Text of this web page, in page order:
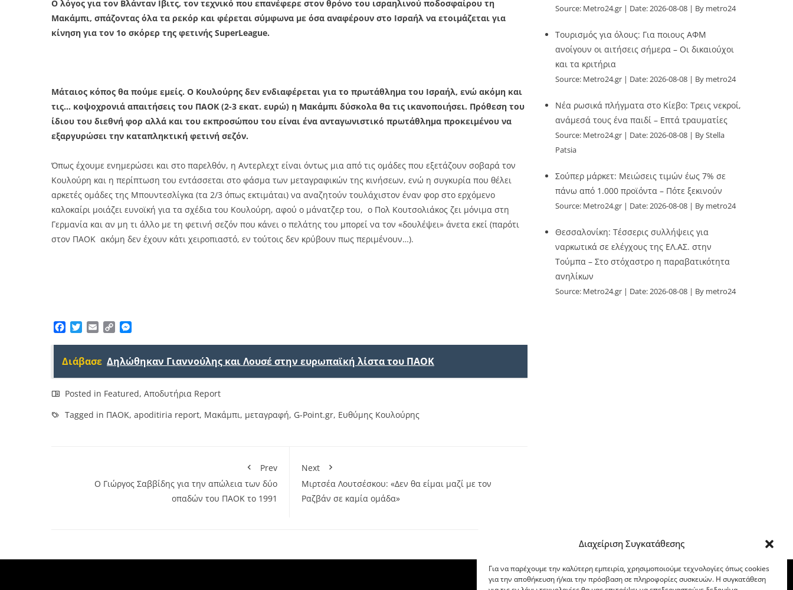
Διαχείριση Συγκατάθεσης
Για να παρέχουμε την καλύτερη εμπειρία, χρησιμοποιούμε τεχνολογίες όπως cookies
για την αποθήκευση ή/και την πρόσβαση σε πληροφορίες συσκευών. Η συγκατάθεση
Ο λόγος για τον Βλάνταν Ιβιτς, τον τεχνικό που επανέφερε στον θρόνο του ισραηλινού ποδοσφαίρου τη
Μακάμπι, σπάζοντας όλα τα ρεκόρ και φέρεται σύμφωνα με όσα αναφέρουν στο Ισραήλ να ετοιμάζεται για
κίνηση για τον 1ο σκόρερ της φετινής SuperLeague.
Μάταιος κόπος θα πούμε εμείς. Ο Κουλούρης δεν ενδιαφέρεται για το πρωτάθλημα του Ισραήλ, ενώ ακόμη και
τις… κοψοχρονιά απαιτήσεις του ΠΑΟΚ (2-3 εκατ. ευρώ) η Μακάμπι δύσκολα θα τις ικανοποιήσει. Πρόθεση του
ίδιου του διεθνή φορ αλλά και του εκπροσώπου του είναι ένα ανταγωνιστικό πρωτάθλημα προκειμένου να
εξαργυρώσει την καταπληκτική φετινή σεζόν.
Όπως έχουμε ενημερώσει και στο παρελθόν, η Αντερλεχτ είναι όντως μια από τις ομάδες που εξετάζουν σοβαρά τον
Κουλούρη και η περίπτωση του εντάσσεται στο φάσμα των μεταγραφικών της κινήσεων, ενώ η συγκυρία που θέλει
αρκετές ομάδες της Μπουντεσλίγκα (τα 2/3 όπως εκτιμάται) να αναζητούν τουλάχιστον έναν φορ στο ερχόμενο
καλοκαίρι μοιάζει ευνοϊκή για τα σχέδια του Κουλούρη, αφού ο μάνατζερ του, ο Πολ Κουτσολιάκος ζει μόνιμα στη
Γερμανία και αν μη τι άλλο με τη φετινή σεζόν που κάνει ο πελάτης του μπορεί να τον «δουλέψει» άνετα εκεί (παρότι
στον ΠΑΟΚ ακόμη δεν έχουν κάτι χειροπιαστό, εν τούτοις δεν κρύβουν πως περιμένουν…).
Facebook
TwitterEmailCopy
Διάβασε Δηλώθηκαν Γιαννούλης και Λουσέ στην ευρωπαϊκή λίστα του ΠΑΟΚ
Posted in Featured, Αποδυτήρια Report
Tagged in ΠΑΟΚ, apoditiria report, Μακάμπι, μεταγραφή, G-Point.gr, Ευθύμης Κουλούρης
Prev
Ο Γιώργος Σαββίδης για την απώλεια των δύο
οπαδών του ΠΑΟΚ το 1991
Next
Μιρτσέα Λουτσέσκου: «Δεν θα είμαι μαζί με τον
Ραζβάν σε καμία ομάδα»
Source: Metro24.gr Date: 2026-08-08 By metro24
Τουρισμός για όλους: Για ποιους ΑΦΜ
ανοίγουν οι αιτήσεις σήμερα – Οι δικαιούχοι
και τα κριτήρια
Source: Metro24.gr Date: 2026-08-08 By metro24
Νέα ρωσικά πλήγματα στο Κίεβο: Τρεις νεκροί,
ανάμεσά τους ένα παιδί – Επτά τραυματίες
Source: Metro24.gr Date: 2026-08-08
By Stella
Patsia
Σούπερ μάρκετ: Μειώσεις τιμών έως 7% σε
πάνω από 1.000 προϊόντα – Πότε ξεκινούν
Source: Metro24.gr Date: 2026-08-08 By metro24
Θεσσαλονίκη: Τέσσερις συλλήψεις για
ναρκωτικά σε ελέγχους της ΕΛ.ΑΣ. στην
Τούμπα – Στο στόχαστρο η παραβατικότητα
ανηλίκων
Source: Metro24.gr Date: 2026-08-08 By metro24